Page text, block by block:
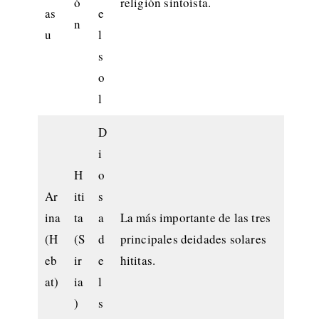
as
u
n
e
l
s
o
l
Ar
ina
(H
eb
at)
H
iti
ta
(S
ir
ia
)
D
i
o
s
a
d
e
l
s
La más importante de las tres
principales deidades solares
hititas.